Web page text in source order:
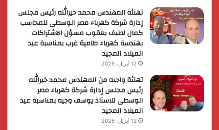
تهنئة المهندس محمد خيرالله رئيس مجلس
إدارة شركة كهرباء مصر الوسطى للمحاسب
كمال لطيف يعقوب مسؤل الاشتراكات
بهندسة كهرباء طامية غرب بمناسبة عيد
الميلاد المجيد
12 أبريل، 2026
تهنئة واجبه من المهندس محمد خيرالله
رئيس مجلس إدارة شركة كهرباء مصر
الوسطى للاستاذ يوسف وجيه بمناسبة عيد
الميلاد المجيد
12 أبريل، 2026